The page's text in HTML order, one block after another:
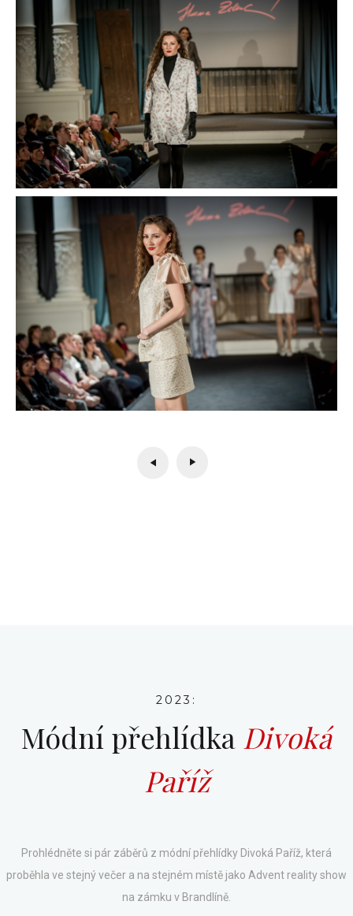
2023:
Módní přehlídka Divoká
Paříž
Prohlédněte si pár záběrů z módní přehlídky Divoká Paříž, která
proběhla ve stejný večer a na stejném místě jako Advent reality show
na zámku v Brandlíně.